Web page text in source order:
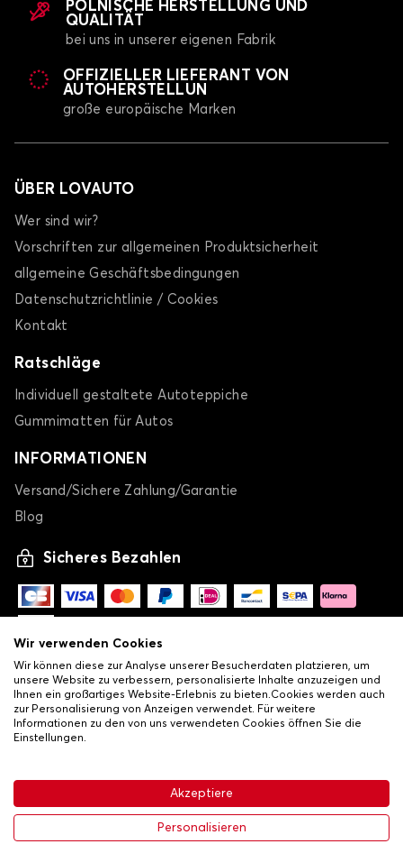
104,12 € In den Warenkorb
POLNISCHE HERSTELLUNG UND
QUALITÄT
bei uns in unserer eigenen Fabrik
OFFIZIELLER LIEFERANT VON
AUTOHERSTELLUN
große europäische Marken
ÜBER LOVAUTO
Wer sind wir?
Vorschriften zur allgemeinen Produktsicherheit
allgemeine Geschäftsbedingungen
Datenschutzrichtlinie / Cookies
Kontakt
Ratschläge
Individuell gestaltete Autoteppiche
Gummimatten für Autos
INFORMATIONEN
Versand/Sichere Zahlung/Garantie
Blog
Sicheres Bezahlen
Allgemeine Verkaufsbedingungen•
Datenschutz- und Cookie-Richtlinie•Livraison
Wir verwenden Cookies
Wir können diese zur Analyse unserer Besucherdaten platzieren, um
unsere Website zu verbessern, personalisierte Inhalte anzuzeigen und
Ihnen ein großartiges Website-Erlebnis zu bieten.Cookies werden auch
zur Personalisierung von Anzeigen verwendet. Für weitere
Informationen zu den von uns verwendeten Cookies öffnen Sie die
Einstellungen.
Akzeptiere
Personalisieren